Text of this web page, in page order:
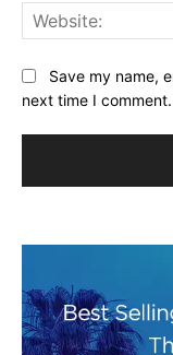
Save my name,
next time I comment.